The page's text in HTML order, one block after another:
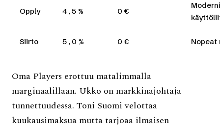
Opply 4,5 % 0 €
Moderni
Siirto 5,0 % 0 € Nopeat
Oma Players erottuu matalimmalla
marginaalillaan. Ukko on markkinajohtaja
tunnettuudessa. Toni Suomi velottaa
kuukausimaksua mutta tarjoaa ilmaisen